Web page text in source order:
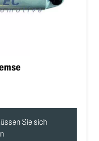
Sie sich